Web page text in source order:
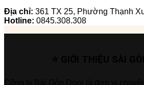
Địa chỉ: 361 TX 25, Phường Thạnh
Hotline: 0845.308.308